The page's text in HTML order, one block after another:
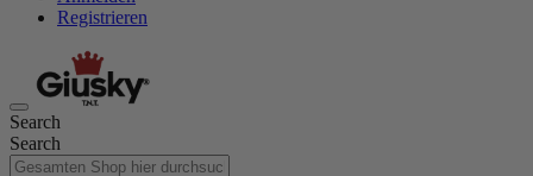
Registrieren
Search
Search